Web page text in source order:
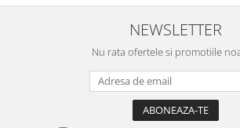
NEWSLETTER
Nu rata ofertele si promotiile